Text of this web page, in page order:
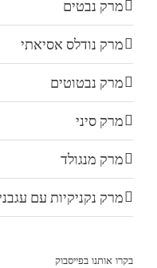
מרק נבטים
מרק נודלס אסיאתי
מרק נבטוטים
מרק סיני
מרק מנגולד
מרק נקניקיות עם
בקרו אותנו בפייסבוק